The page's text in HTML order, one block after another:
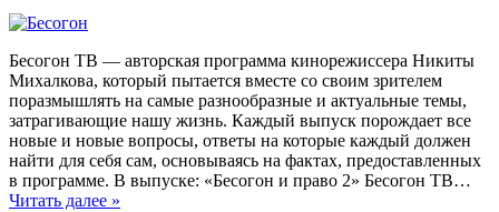
Бесогон ТВ — авторская программа кинорежиссера Никиты
Михалкова, который пытается вместе со своим зрителем
поразмышлять на самые разнообразные и актуальные темы,
затрагивающие нашу жизнь. Каждый выпуск порождает все
новые и новые вопросы, ответы на которые каждый должен
найти для себя сам, основываясь на фактах, предоставленных
в программе. В выпуске: «Бесогон и право 2» Бесогон ТВ…
Читать далее »